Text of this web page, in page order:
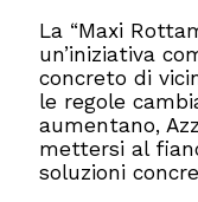
La “Maxi
un’iniziativa
concreto di
le regole
aumentano,
mettersi al
soluzioni